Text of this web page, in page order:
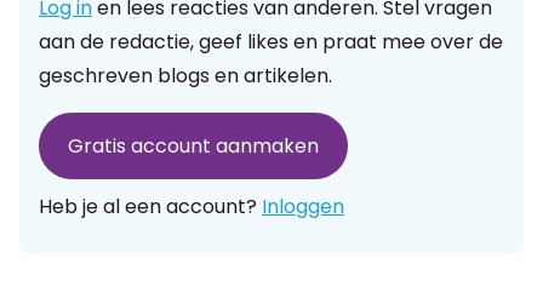
Log inen lees reacties van anderen. Stel vragen
aan de redactie, geef likes en praat mee over de
geschreven blogs en artikelen.
Gratis account aanmaken
Heb je al een account? Inloggen